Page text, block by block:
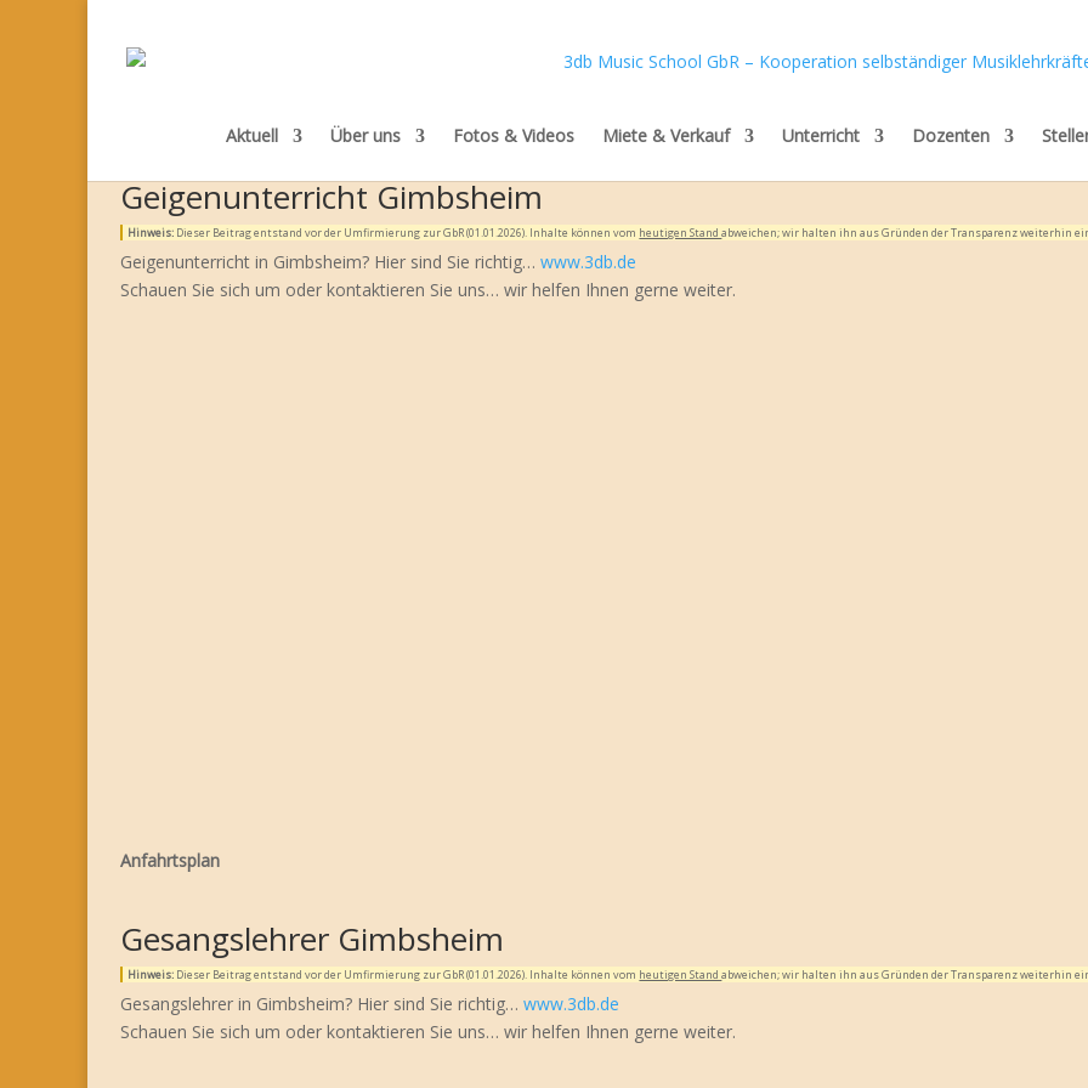
Aktuell Über uns Fotos & Videos Miete & Verkauf Unterricht Dozenten
Geigenunterricht Gimbsheim
Hinweis: Dieser Beitrag entstand vor der Umfirmierung zur GbR (01.01.2026). Inhalte können vom heutigen Standabweichen; wir halten ihn aus Gründen der Transparenz weiterhin
Geigenunterricht in Gimbsheim? Hier sind Sie richtig…www.3db.de
Schauen Sie sich um oder kontaktieren Sie uns… wir helfen Ihnen gerne weiter.
Anfahrtsplan
Gesangslehrer Gimbsheim
Hinweis: Dieser Beitrag entstand vor der Umfirmierung zur GbR (01.01.2026). Inhalte können vom heutigen Standabweichen; wir halten ihn aus Gründen der Transparenz weiterhin
Gesangslehrer in Gimbsheim? Hier sind Sie richtig…www.3db.de
Schauen Sie sich um oder kontaktieren Sie uns… wir helfen Ihnen gerne weiter.